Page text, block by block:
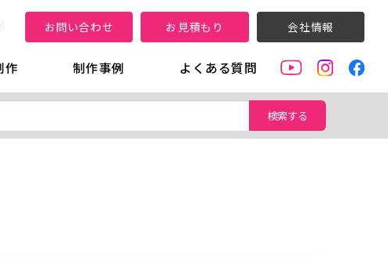
お問い合わせ お見積もり 会社情報
作 制作事例 よくある質問
検索する